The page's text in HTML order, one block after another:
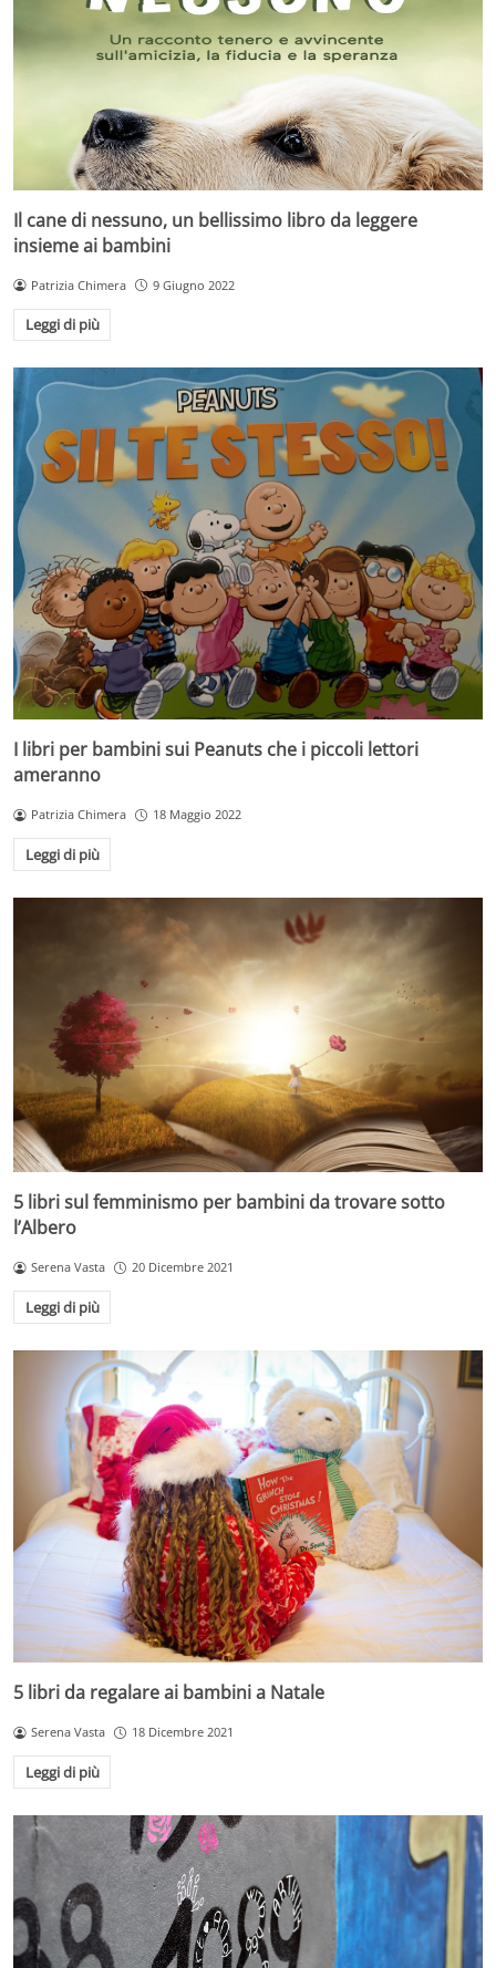
Il cane di nessuno, un bellissimo libro da leggere
insieme ai bambini
Patrizia Chimera 9 Giugno 2022
Leggi di più
I libri per bambini sui Peanuts che i piccoli lettori
ameranno
Patrizia Chimera 18 Maggio 2022
Leggi di più
5 libri sul femminismo per bambini da trovare sotto
l’Albero
Serena Vasta 20 Dicembre 2021
Leggi di più
5 libri da regalare ai bambini a Natale
Serena Vasta 18 Dicembre 2021
Leggi di più